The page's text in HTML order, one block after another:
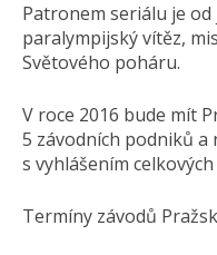
Patronem seriálu je od
paralympijský vítěz,
Světového poháru.
V roce 2016 bude mít
5 závodních podniků
s vyhlášením
Termíny závodů